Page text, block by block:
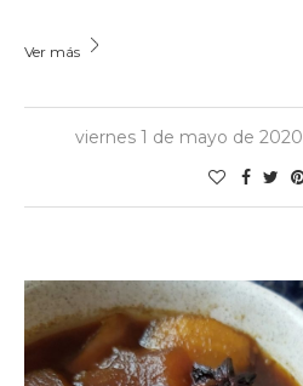
Ver más
viernes 1 de mayo de 2020